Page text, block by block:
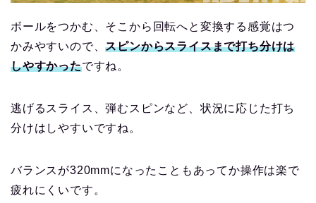
ボールをつかむ、そこから回転へと変換する感覚はつ
かみやすいので、スピンからスライスまで打ち分けは
しやすかったですね。
逃げるスライス、弾むスピンなど、状況に応じた打ち
分けはしやすいですね。
バランスが320mmになったこともあってか操作は楽で
疲れにくいです。